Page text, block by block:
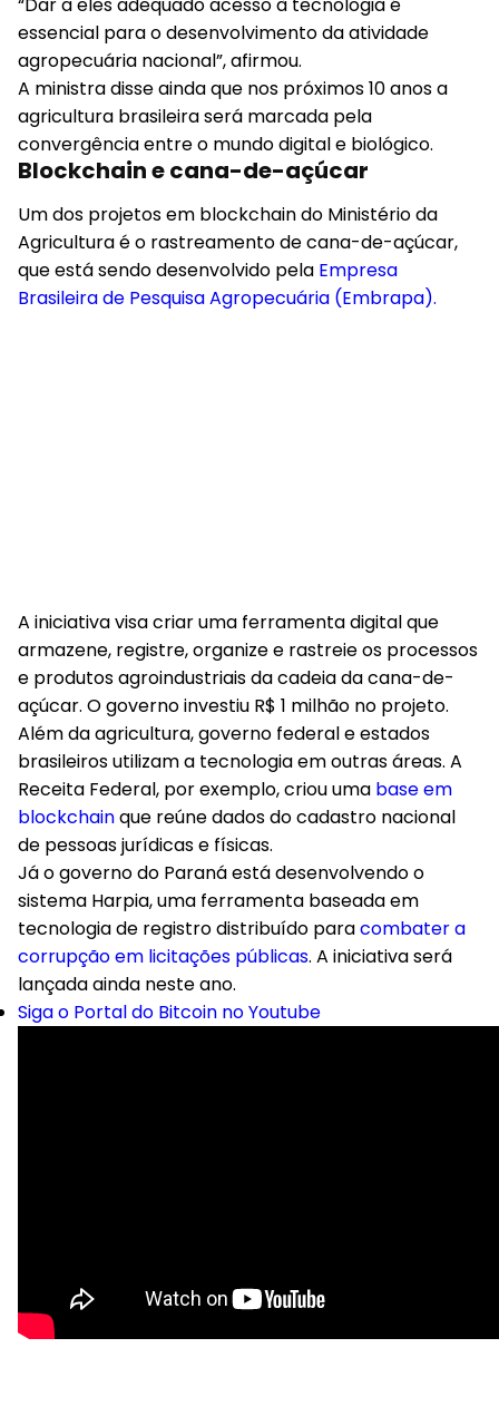
essencial para o desenvolvimento da atividade
agropecuária nacional”, afirmou.
A ministra disse ainda que nos próximos 10 anos a
agricultura brasileira será marcada pela
convergência entre o mundo digital e biológico.
Blockchain e cana-de-açúcar
Um dos projetos em blockchain do Ministério da
Agricultura é o rastreamento de cana-de-açúcar,
que está sendo desenvolvido pela Empresa
Brasileira de Pesquisa Agropecuária (Embrapa).
A iniciativa visa criar uma ferramenta digital que
armazene, registre, organize e rastreie os processos
e produtos agroindustriais da cadeia da cana-de-
açúcar. O governo investiu R$ 1 milhão no projeto.
Além da agricultura, governo federal e estados
brasileiros utilizam a tecnologia em outras áreas. A
Receita Federal, por exemplo, criou uma base em
blockchainque reúne dados do cadastro nacional
de pessoas jurídicas e físicas.
Já o governo do Paraná está desenvolvendo o
sistema Harpia, uma ferramenta baseada em
tecnologia de registro distribuído paracombater a
corrupção em licitações públicas. A iniciativa será
lançada ainda neste ano.
Siga o Portal do Bitcoin no Youtube